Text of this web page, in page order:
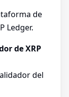
de
Ledger.
de XRP
del